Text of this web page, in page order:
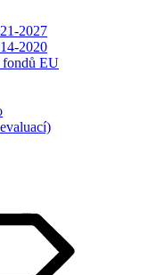
2027
2020
fondů EU